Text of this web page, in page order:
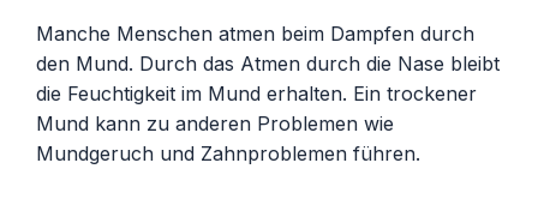
Manche Menschen atmen beim Dampfen durch
den Mund. Durch das Atmen durch die Nase bleibt
die Feuchtigkeit im Mund erhalten. Ein trockener
Mund kann zu anderen Problemen wie
Mundgeruch und Zahnproblemen führen.